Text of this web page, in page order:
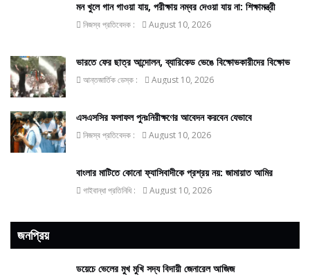
মন খুলে গান গাওয়া যায়, পরীক্ষায় নম্বর দেওয়া যায় না: শিক্ষামন্ত্রী
নিজস্ব প্রতিবেদক : August 10, 2026
ভারতে ফের ছাত্র আন্দোলন, ব্যারিকেড ভেঙে বিক্ষোভকারীদের বিক্ষোভ
আন্তজার্তিক ডেস্ক : August 10, 2026
এসএসসির ফলাফল পুনঃনিরীক্ষণের আবেদন করবেন যেভাবে
নিজস্ব প্রতিবেদক : August 10, 2026
বাংলার মাটিতে কোনো ফ্যাসিবাদীকে প্রশ্রয় নয়: জামায়াত আমির
গাইবান্ধা প্রতিনিধি : August 10, 2026
জনপ্রিয়
ডয়েচে ভেলের মুখ মুখি সদ্য বিদায়ী জেনারেল আজিজ